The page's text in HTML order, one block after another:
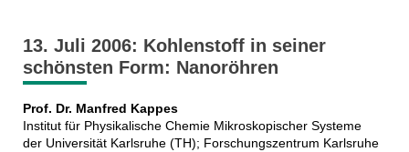
13. Juli 2006: Kohlenstoff in seiner
schönsten Form: Nanoröhren
Prof. Dr. Manfred Kappes
Institut für Physikalische Chemie Mikroskopischer Systeme
der Universität Karlsruhe (TH); Forschungszentrum Karlsruhe